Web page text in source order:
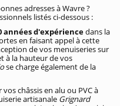
adresses à Wavre ?
listés ci-dessous :
années d'expériencedans la
en faisant appel à cette
de vos menuiseries sur
à la hauteur de vos
se charge également de la
châssis en alu ou PVC à
artisanale Grignard